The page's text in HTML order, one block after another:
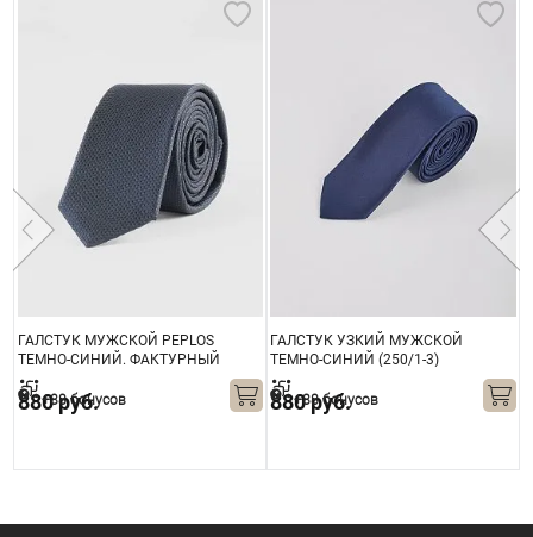
ГАЛСТУК МУЖСКОЙ PEPLOS
ТЕМНО-СИНИЙ. ФАКТУРНЫЙ
ОДНОТОННЫЙ (250/295)
880 руб.
+88 бонусов
ГАЛСТУК УЗКИЙ МУЖСКОЙ
ТЕМНО-СИНИЙ (250/1-3)
880 руб.
+88 бонусов